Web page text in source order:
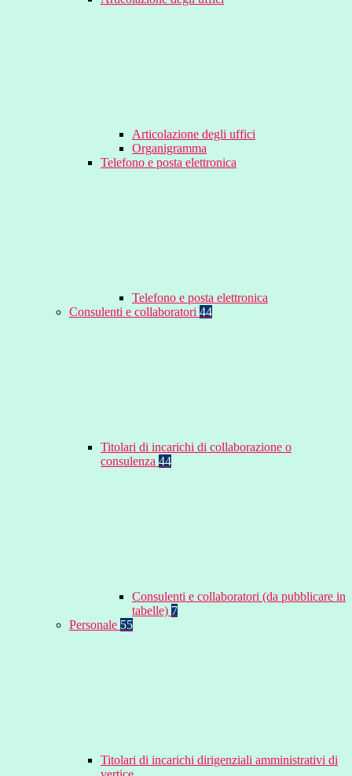
Articolazione degli uffici
Organigramma
Telefono e posta elettronica
Telefono e posta elettronica
Consulenti e collaboratori 44
Titolari di incarichi di collaborazione o
consulenza 44
Consulenti e collaboratori (da pubblicare in
tabelle) 7
Personale 55
Titolari di incarichi dirigenziali amministrativi di